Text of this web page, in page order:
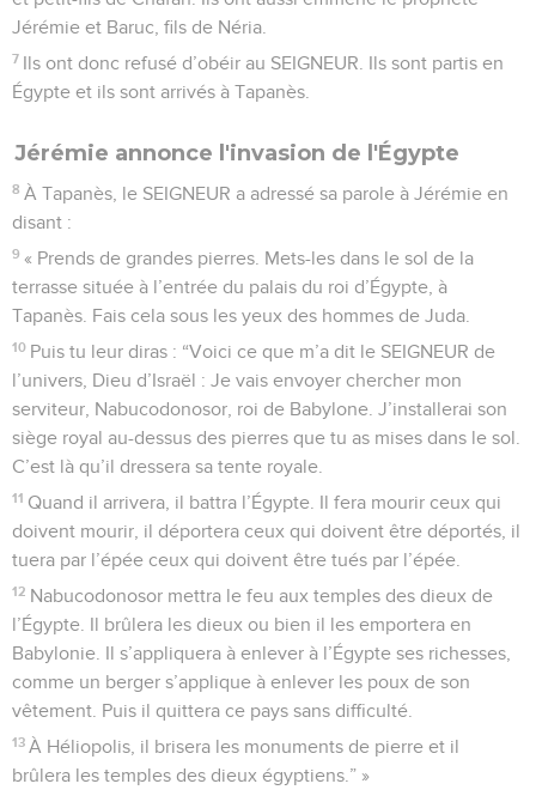
Jérémie et Baruc, fils de Néria.
7 Ils ont donc refusé d’obéir au SEIGNEUR. Ils sont partis en
Égypte et ils sont arrivés à Tapanès.
Jérémie annonce l'invasion de l'Égypte
8 À Tapanès, le SEIGNEUR a adressé sa parole à Jérémie en
disant :
9 « Prends de grandes pierres. Mets-les dans le sol de la
terrasse située à l’entrée du palais du roi d’Égypte, à
Tapanès. Fais cela sous les yeux des hommes de Juda.
10 Puis tu leur diras : “Voici ce que m’a dit le SEIGNEUR de
l’univers, Dieu d’Israël : Je vais envoyer chercher mon
serviteur, Nabucodonosor, roi de Babylone. J’installerai son
siège royal au-dessus des pierres que tu as mises dans le sol.
C’est là qu’il dressera sa tente royale.
11 Quand il arrivera, il battra l’Égypte. Il fera mourir ceux qui
doivent mourir, il déportera ceux qui doivent être déportés, il
tuera par l’épée ceux qui doivent être tués par l’épée.
12 Nabucodonosor mettra le feu aux temples des dieux de
l’Égypte. Il brûlera les dieux ou bien il les emportera en
Babylonie. Il s’appliquera à enlever à l’Égypte ses richesses,
comme un berger s’applique à enlever les poux de son
vêtement. Puis il quittera ce pays sans difficulté.
13 À Héliopolis, il brisera les monuments de pierre et il
brûlera les temples des dieux égyptiens.” »